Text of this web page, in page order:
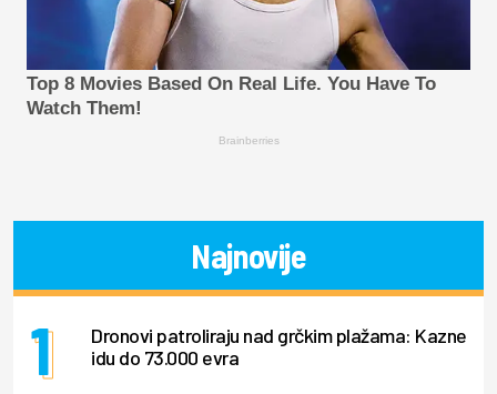
Top 8 Movies Based On Real Life. You Have To
Watch Them!
Brainberries
Najnovije
Dronovi patroliraju nad grčkim plažama: Kazne
idu do 73.000 evra